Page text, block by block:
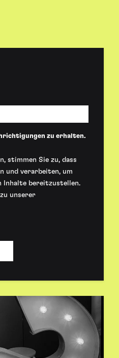
zu erhalten.
stimmen Sie zu, dass
und verarbeiten, um
Inhalte bereitzustellen.
unserer